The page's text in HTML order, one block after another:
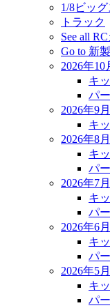
1/8ビッ
トラック
See all
Go to 新
2026年10
キ
パ
2026年9
キ
2026年8
キ
パ
2026年7
キ
パ
2026年6
キ
パ
2026年5
キ
パ